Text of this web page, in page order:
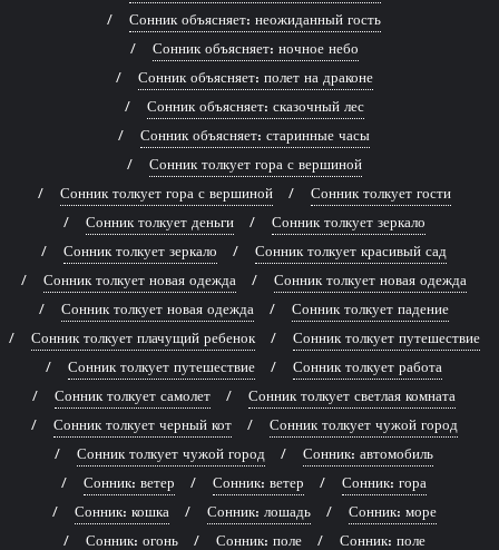
Сонник объясняет: неожиданный гость
Сонник объясняет: ночное небо
Сонник объясняет: полет на драконе
Сонник объясняет: сказочный лес
Сонник объясняет: старинные часы
Сонник толкует гора с вершиной
Сонник толкует гора с вершиной
Сонник толкует гости
Сонник толкует деньги
Сонник толкует зеркало
Сонник толкует зеркало
Сонник толкует красивый сад
Сонник толкует новая одежда
Сонник толкует новая одежда
Сонник толкует новая одежда
Сонник толкует падение
Сонник толкует плачущий ребенок
Сонник толкует путешествие
Сонник толкует путешествие
Сонник толкует работа
Сонник толкует самолет
Сонник толкует светлая комната
Сонник толкует черный кот
Сонник толкует чужой город
Сонник толкует чужой город
Сонник: автомобиль
Сонник: ветер
Сонник: ветер
Сонник: гора
Сонник: кошка
Сонник: лошадь
Сонник: море
Сонник: огонь
Сонник: поле
Сонник: поле